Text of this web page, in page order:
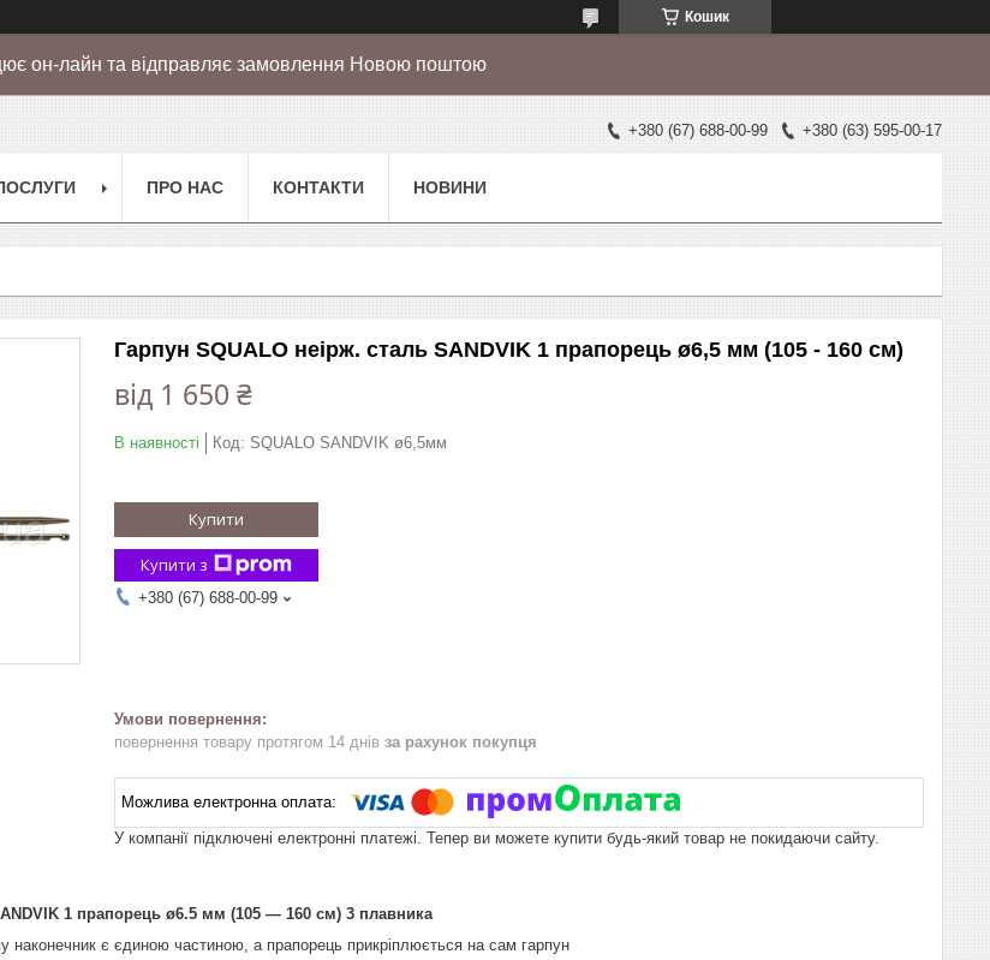
Кошик
он-лайн та відправляє замовлення Новою поштою
+380 (67) 688-00-99 +380 (63) 595-00-17
ПРО НАС КОНТАКТИ НОВИНИ
Гарпун SQUALO неірж. сталь SANDVIK 1 прапорець ø6,5 мм (105 - 160 см)
від 1 650 ₴
В наявності Код: SQUALO SANDVIK ø6,5мм
Купити
Купити з
+380 (67) 688-00-99
повернення товару протягом 14 днів за рахунок покупця
У компанії підключені електронні платежі. Тепер ви можете купити будь-який товар не покидаючи сайту.
1 прапорець ø6.5 мм (105 — 160 см) 3 плавника
наконечник є єдиною частиною, а прапорець прикріплюється на сам гарпун